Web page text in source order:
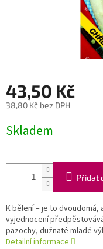
43,50 Kč
38,80 Kč bez DPH
cena:
Skladem
Přidat
K bělení – je to dvoudomá,
vyjednocení
pazochy, dužnaté mladé
Detailní informace